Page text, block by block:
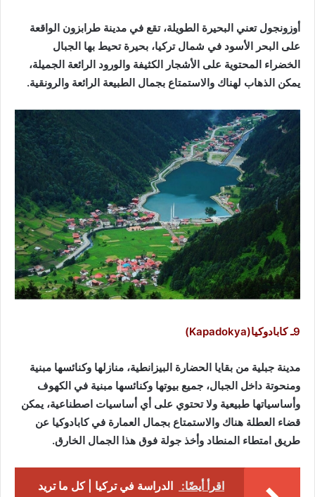
أوزونجول تعني البحيرة الطويلة، تقع في مدينة طرابزون الواقعة
على البحر الأسود في شمال تركيا، بحيرة تحيط بها الجبال
الخضراء المحتوية على الأشجار الكثيفة والورود الرائعة الجميلة،
يمكن الذهاب لهناك والاستمتاع بجمال الطبيعة الرائعة والرونقية.
9ـ كابادوكيا(Kapadokya)
مدينة جبلية من بقايا الحضارة البيزانطية، منازلها وكنائسها مبنية
ومنحوتة داخل الجبال، جميع بيوتها وكنائسها مبنية في الكهوف
وأساسياتها طبيعية ولا تحتوي على أي أساسيات اصطناعية، يمكن
قضاء العطلة هناك والاستمتاع بجمال العمارة في كابادوكيا عن
طريق امتطاء المنطاد وأخذ جولة فوق هذا الجمال الخارق.
اقرأ أيضًا:
الدراسة في تركيا | كل ما تريد